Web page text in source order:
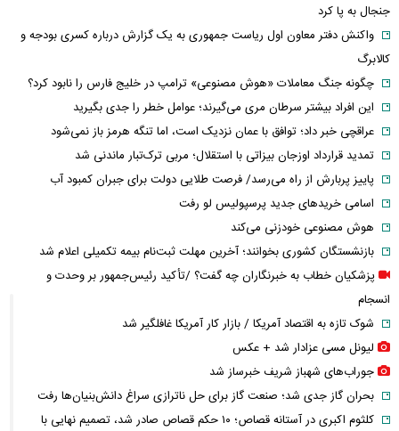
جنجال به پا کرد
واکنش دفتر معاون اول ریاست جمهوری به یک گزارش درباره کسری بودجه و
کالابرگ
چگونه جنگ معاملات «هوش مصنوعی» ترامپ در خلیج فارس را نابود کرد؟
این افراد بیشتر سرطان مری می‌گیرند؛ عوامل خطر را جدی بگیرید
عراقچی خبر داد؛ توافق با عمان نزدیک است، اما تنگه هرمز باز نمی‌شود
تمدید قرارداد اوزجان بیزاتی با استقلال؛ مربی ترک‌تبار ماندنی شد
پاییز پربارش از راه می‌رسد/ فرصت طلایی دولت برای جبران کمبود آب
اسامی خریدهای جدید پرسپولیس لو رفت
هوش مصنوعی خودزنی می‌کند
بازنشستگان کشوری بخوانند؛ آخرین مهلت ثبت‌نام بیمه تکمیلی اعلام شد
پزشکیان خطاب به خبرنگاران چه گفت؟ /تأکید رئیس‌جمهور بر وحدت و
انسجام
شوک تازه به اقتصاد آمریکا / بازار کار آمریکا غافلگیر شد
لیونل مسی عزادار شد + عکس
جوراب‌های شهباز شریف خبرساز شد
بحران گاز جدی شد؛ صنعت گاز برای حل ناترازی سراغ دانش‌بنیان‌ها رفت
کلثوم اکبری در آستانه قصاص؛ ۱۰ حکم قصاص صادر شد، تصمیم نهایی با